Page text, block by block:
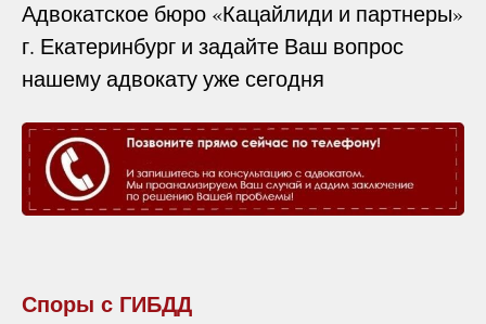
Адвокатское бюро «Кацайлиди и партнеры»
г. Екатеринбург и задайте Ваш вопрос
нашему адвокату уже сегодня
Споры с ГИБДД